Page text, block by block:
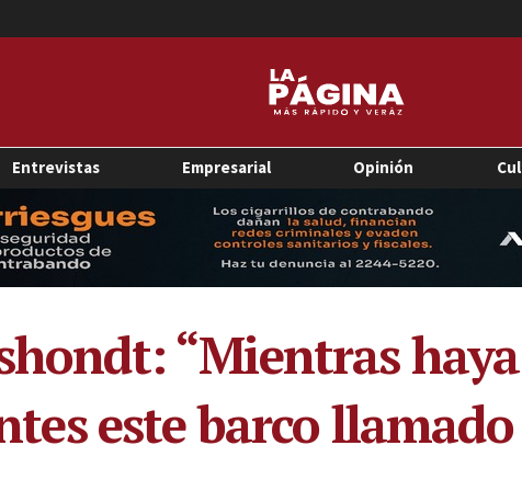
Entrevistas Empresarial Opinión
“Mientras
este barco